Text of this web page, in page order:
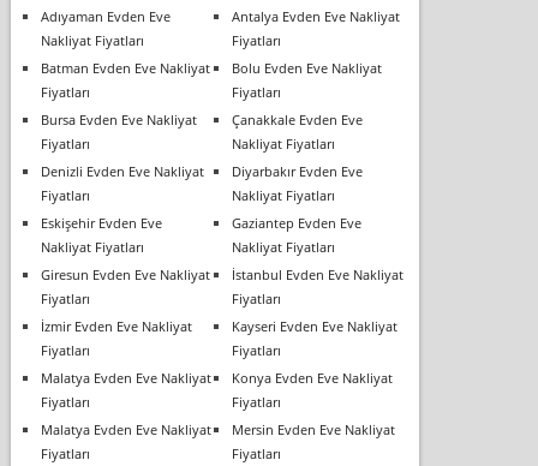
Adıyaman Evden Eve
Nakliyat Fiyatları
Antalya Evden Eve Nakliyat
Fiyatları
Batman Evden Eve Nakliyat
Fiyatları
Bolu Evden Eve Nakliyat
Fiyatları
Bursa Evden Eve Nakliyat
Fiyatları
Çanakkale Evden Eve
Nakliyat Fiyatları
Denizli Evden Eve Nakliyat
Fiyatları
Diyarbakır Evden Eve
Nakliyat Fiyatları
Eskişehir Evden Eve
Nakliyat Fiyatları
Gaziantep Evden Eve
Nakliyat Fiyatları
Giresun Evden Eve Nakliyat
Fiyatları
İstanbul Evden Eve Nakliyat
Fiyatları
İzmir Evden Eve Nakliyat
Fiyatları
Kayseri Evden Eve Nakliyat
Fiyatları
Malatya Evden Eve Nakliyat
Fiyatları
Konya Evden Eve Nakliyat
Fiyatları
Malatya Evden Eve Nakliyat
Fiyatları
Mersin Evden Eve Nakliyat
Fiyatları